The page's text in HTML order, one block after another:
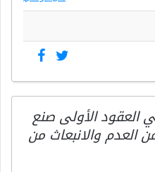
العقود الأولى صنع
العدم والانبعاث من